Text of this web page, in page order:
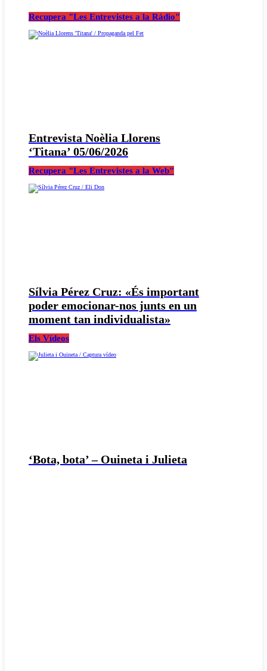
Recupera "Les Entrevistes a la Ràdio"
Entrevista Noèlia Llorens
‘Titana’ 05/06/2026
Recupera "Les Entrevistes a la Web"
Sílvia Pérez Cruz: «És important
poder emocionar-nos junts en un
moment tan individualista»
Els Vídeos
‘Bota, bota’ – Ouineta i Julieta